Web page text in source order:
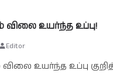
விலை உயர்ந்த உப்பு!
Editor
விலை உயர்ந்த உப்பு